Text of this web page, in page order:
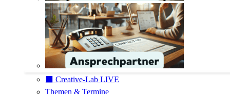
⬛️ Creative-Lab LIVE
Themen & Termine